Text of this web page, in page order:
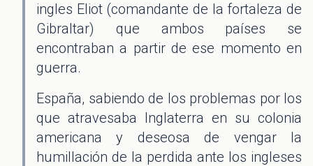
ingles Eliot (comandante de la fortaleza de
Gibraltar) que ambos países se
encontraban a partir de ese momento en
guerra.
España, sabiendo de los problemas por los
que atravesaba Inglaterra en su colonia
americana y deseosa de vengar la
humillación de la perdida ante los ingleses